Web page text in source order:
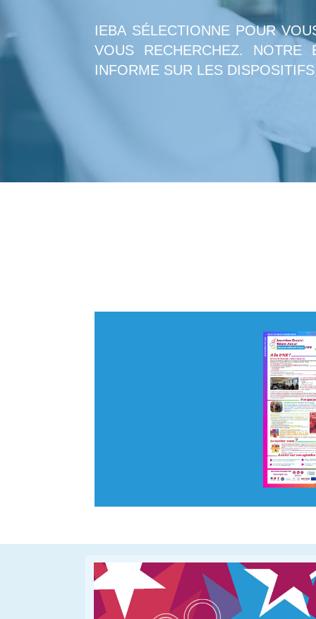
IEBA SÉLECTIONNE POUR
VOUS RECHERCHEZ.
INFORME SUR LES